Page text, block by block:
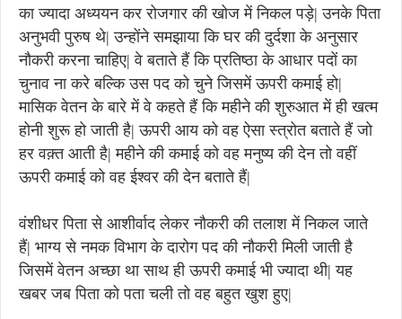
का ज्यादा अध्ययन कर रोजगार की खोज में निकल पड़े| उनके पिता
अनुभवी पुरुष थे| उन्होंने समझाया कि घर की दुर्दशा के अनुसार
नौकरी करना चाहिए| वे बताते हैं कि प्रतिष्ठा के आधार पदों का
चुनाव ना करे बल्कि उस पद को चुने जिसमें ऊपरी कमाई हो|
मासिक वेतन के बारे में वे कहते हैं कि महीने की शुरुआत में ही खत्म
होनी शुरू हो जाती है| ऊपरी आय को वह ऐसा स्त्रोत बताते हैं जो
हर वक़्त आती है| महीने की कमाई को वह मनुष्य की देन तो वहीं
ऊपरी कमाई को वह ईश्वर की देन बताते हैं|
वंशीधर पिता से आशीर्वाद लेकर नौकरी की तलाश में निकल जाते
हैं| भाग्य से नमक विभाग के दारोग पद की नौकरी मिली जाती है
जिसमें वेतन अच्छा था साथ ही ऊपरी कमाई भी ज्यादा थी| यह
खबर जब पिता को पता चली तो वह बहुत खुश हुए|